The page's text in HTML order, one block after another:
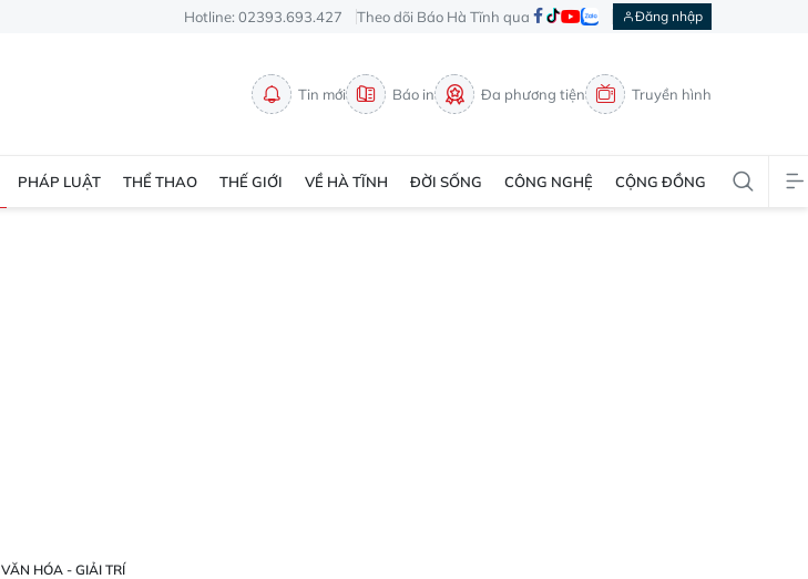
Hotline: 02393.693.427 Theo dõi Báo Hà Tĩnh qua Đăng nhập
Tin mới Báo in Đa phương tiện Truyền hình
PHÁP LUẬT THỂ THAO THẾ GIỚI VỀ HÀ TĨNH ĐỜI SỐNG CÔNG NGHỆ CỘNG ĐỒNG
VĂN HÓA - GIẢI TRÍ